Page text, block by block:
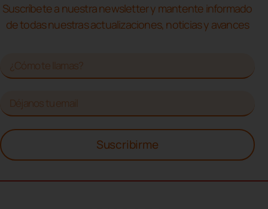
Suscríbete a nuestra newsletter y mantente informado
de todas nuestras actualizaciones, noticias y avances
Suscribirme